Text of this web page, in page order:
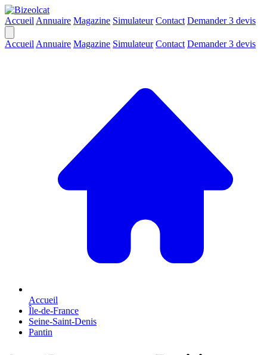
Accueil Annuaire Magazine Simulateur Contact Demander 3 devis
Accueil Annuaire Magazine Simulateur Contact Demander 3 devis
Accueil
Île-de-France
Seine-Saint-Denis
Pantin